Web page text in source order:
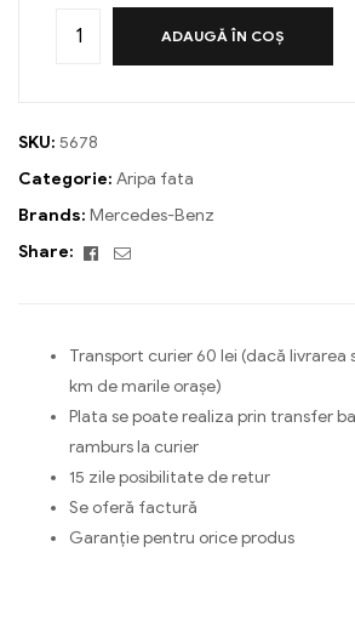
ADAUGĂ ÎN COȘ
SKU: 5678
Categorie: Aripa fata
Brands: Mercedes-Benz
Share:
Facebook
Email
Transport curier 60 lei (dacă livrarea
km de marile orașe)
Plata se poate realiza prin transfer
ramburs la curier
15 zile posibilitate de retur
Se oferă factură
Garanție pentru orice produs